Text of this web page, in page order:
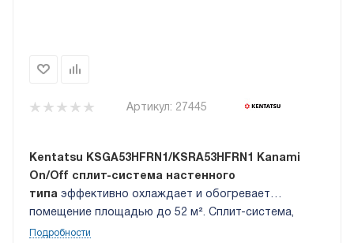
Артикул: 27445
Kentatsu KSGA53HFRN1/KSRA53HFRN1 Kanami
On/Off сплит-система настенного
типа эффективно охлаждает и обогревает
помещение площадью до 52 м². Cплит-система,
поставляемая в комплекте с беспроводным ИК-
Подробности